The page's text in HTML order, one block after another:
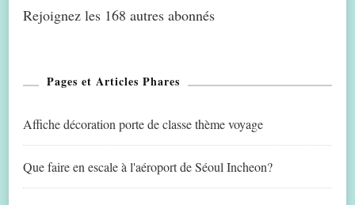
Rejoignez les 168 autres abonnés
Pages et Articles Phares
Affiche décoration porte de classe thème voyage
Que faire en escale à l'aéroport de Séoul Incheon?